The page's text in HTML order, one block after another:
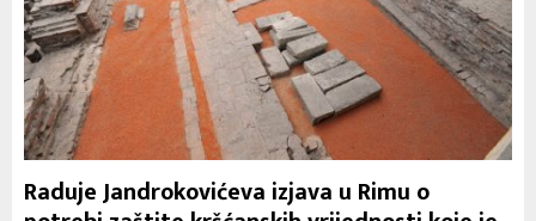
Raduje Jandrokovićeva izjava u Rimu o